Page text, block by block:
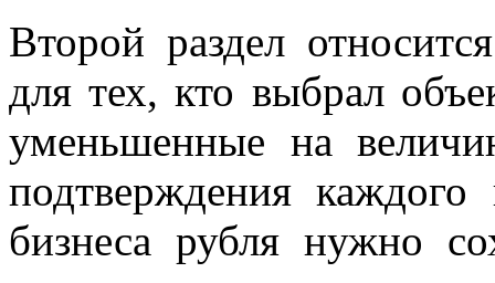
Второй раздел
для тех, кто выбрал
уменьшенные на
подтверждения каждого
бизнеса рубля нужно